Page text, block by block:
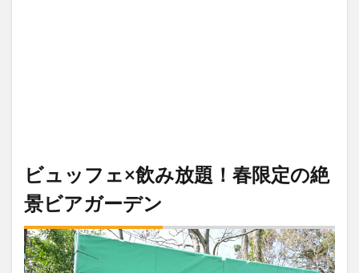
ビュッフェ×飲み放題！春限定の絶
景ビアガーデン